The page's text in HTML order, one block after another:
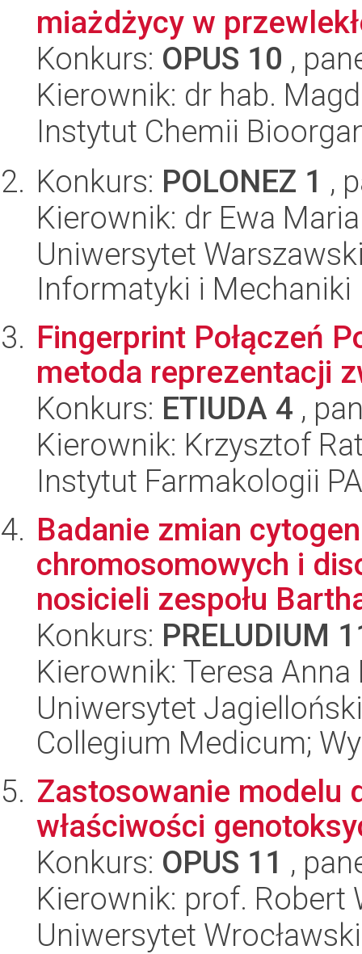
miażdżycy w
Konkurs: OPUS 10 ,
Kierownik: dr hab.
Instytut Chemii
Konkurs: POLONEZ 1 ,
Kierownik: dr Ewa
Uniwersytet
Informatyki i Mechaniki
Fingerprint Połączeń
metoda reprezentacji
Konkurs: ETIUDA 4 ,
Kierownik: Krzysztof
Instytut Farmakologii
Badanie zmian
chromosomowych i
nosicieli zespołu
Konkurs: PRELUDIUM
Kierownik: Teresa Anna
Uniwersytet
Collegium Medicum;
Zastosowanie modelu
właściwości
Konkurs: OPUS 11 ,
Kierownik: prof. Robert
Uniwersytet